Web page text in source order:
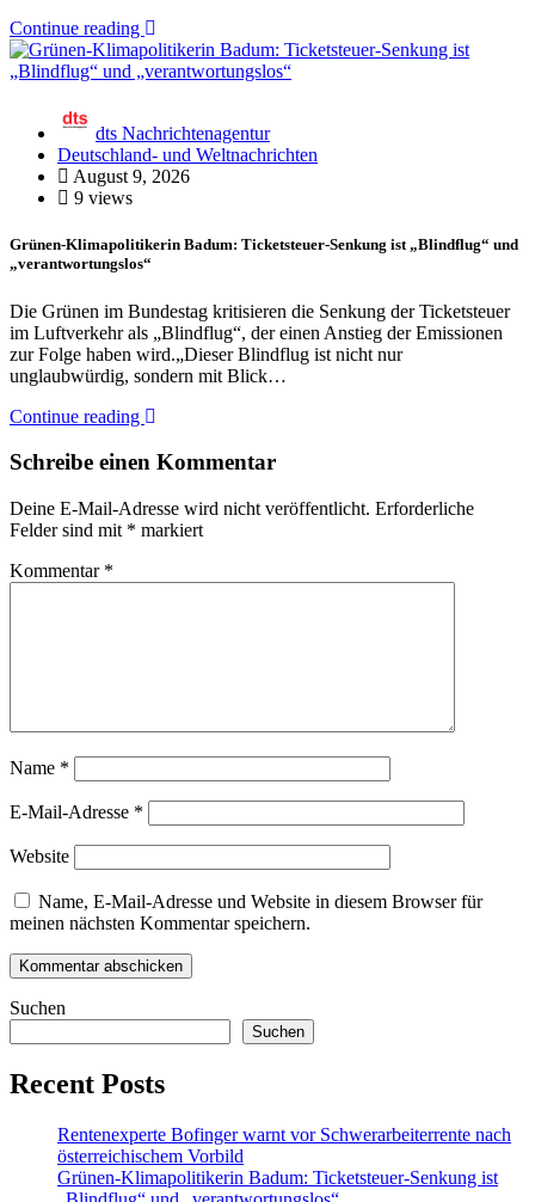
Continue reading
dts Nachrichtenagentur
Deutschland- und Weltnachrichten
August 9, 2026
9 views
Grünen-Klimapolitikerin Badum: Ticketsteuer-Senkung ist „Blindflug“ und
„verantwortungslos“
Die Grünen im Bundestag kritisieren die Senkung der Ticketsteuer
im Luftverkehr als „Blindflug“, der einen Anstieg der Emissionen
zur Folge haben wird.„Dieser Blindflug ist nicht nur
unglaubwürdig, sondern mit Blick…
Continue reading
Schreibe einen Kommentar
Deine E-Mail-Adresse wird nicht veröffentlicht. Erforderliche
Felder sind mit * markiert
Kommentar *
Name *
E-Mail-Adresse *
Website
Name, E-Mail-Adresse und Website in diesem Browser für
meinen nächsten Kommentar speichern.
Suchen
Suchen
Recent Posts
Rentenexperte Bofinger warnt vor Schwerarbeiterrente nach
österreichischem Vorbild
Grünen-Klimapolitikerin Badum: Ticketsteuer-Senkung ist